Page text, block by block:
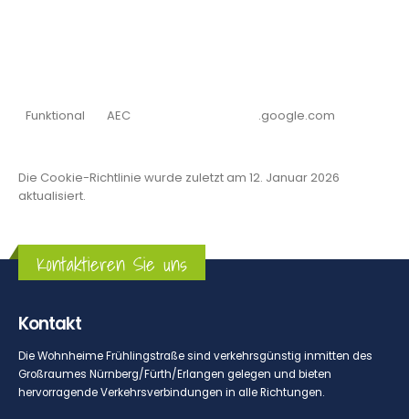
Funktional AEC .google.com
Die Cookie-Richtlinie wurde zuletzt am 12. Januar 2026
aktualisiert.
Kontaktieren Sie uns
Kontakt
Die Wohnheime Frühlingstraße sind verkehrsgünstig inmitten des
Großraumes Nürnberg/Fürth/Erlangen gelegen und bieten
hervorragende Verkehrsverbindungen in alle Richtungen.